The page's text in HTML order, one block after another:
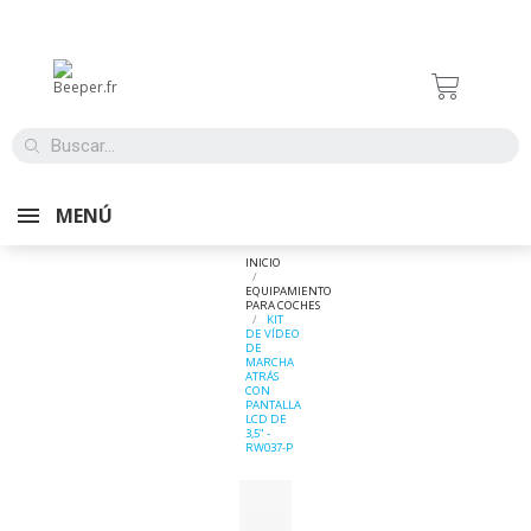
MENÚ
INICIO
EQUIPAMIENTO
PARA COCHES
KIT
DE VÍDEO
DE
MARCHA
ATRÁS
CON
PANTALLA
LCD DE
3,5" -
RW037-P